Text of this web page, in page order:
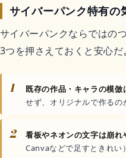
サイバーパンク特有の
サイバーパンクならではの
3つを押さえておくと安心だ
1 既存の作品・キャラの模倣
せず、オリジナルで作るの
2 看板やネオンの文字は崩れ
Canvaなどで足すときれい）